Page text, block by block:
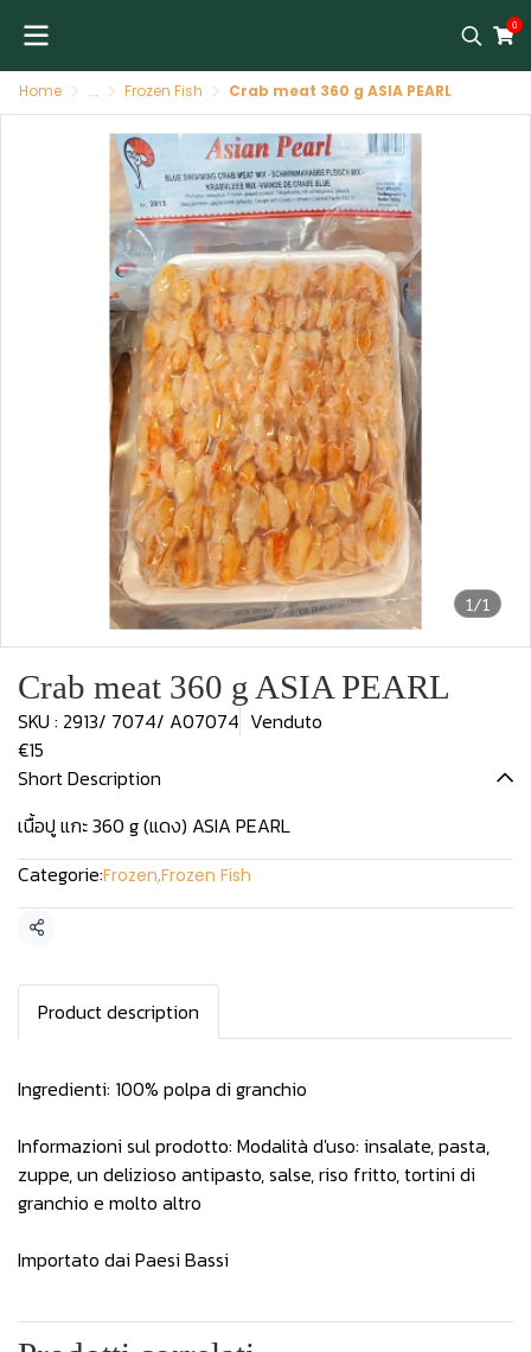
0
Home ... Frozen Fish Crab meat 360 g ASIA PEARL
1/1
Crab meat 360 g ASIA PEARL
SKU : 2913/ 7074/ A07074 Venduto
€15
Short Description
เนื้อปู แกะ 360 g (แดง) ASIA PEARL
Categorie:Frozen,Frozen Fish
Condividi
Product description
Ingredienti: 100% polpa di granchio
Informazioni sul prodotto: Modalità d'uso: insalate, pasta,
zuppe, un delizioso antipasto, salse, riso fritto, tortini di
granchio e molto altro
Importato dai Paesi Bassi